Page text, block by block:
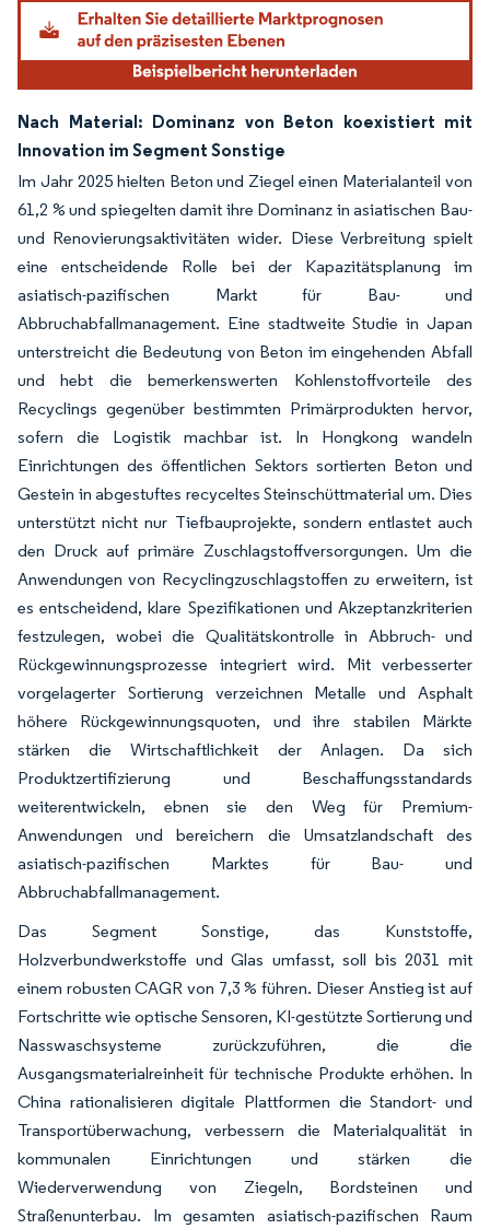
Nach Material: Dominanz von Beton koexistiert mit
Innovation im Segment Sonstige
Im Jahr 2025 hielten Beton und Ziegel einen Materialanteil von
61,2 % und spiegelten damit ihre Dominanz in asiatischen Bau-
und Renovierungsaktivitäten wider. Diese Verbreitung spielt
eine entscheidende Rolle bei der Kapazitätsplanung im
asiatisch-pazifischen Markt für Bau- und
Abbruchabfallmanagement. Eine stadtweite Studie in Japan
unterstreicht die Bedeutung von Beton im eingehenden Abfall
und hebt die bemerkenswerten Kohlenstoffvorteile des
Recyclings gegenüber bestimmten Primärprodukten hervor,
sofern die Logistik machbar ist. In Hongkong wandeln
Einrichtungen des öffentlichen Sektors sortierten Beton und
Gestein in abgestuftes recyceltes Steinschüttmaterial um. Dies
unterstützt nicht nur Tiefbauprojekte, sondern entlastet auch
den Druck auf primäre Zuschlagstoffversorgungen. Um die
Anwendungen von Recyclingzuschlagstoffen zu erweitern, ist
es entscheidend, klare Spezifikationen und Akzeptanzkriterien
festzulegen, wobei die Qualitätskontrolle in Abbruch- und
Rückgewinnungsprozesse integriert wird. Mit verbesserter
vorgelagerter Sortierung verzeichnen Metalle und Asphalt
höhere Rückgewinnungsquoten, und ihre stabilen Märkte
stärken die Wirtschaftlichkeit der Anlagen. Da sich
Produktzertifizierung und Beschaffungsstandards
weiterentwickeln, ebnen sie den Weg für Premium-
Anwendungen und bereichern die Umsatzlandschaft des
asiatisch-pazifischen Marktes für Bau- und
Abbruchabfallmanagement.
Das Segment Sonstige, das Kunststoffe,
Holzverbundwerkstoffe und Glas umfasst, soll bis 2031 mit
einem robusten CAGR von 7,3 % führen. Dieser Anstieg ist auf
Fortschritte wie optische Sensoren, KI-gestützte Sortierung und
Nasswaschsysteme zurückzuführen, die die
Ausgangsmaterialreinheit für technische Produkte erhöhen. In
China rationalisieren digitale Plattformen die Standort- und
Transportüberwachung, verbessern die Materialqualität in
kommunalen Einrichtungen und stärken die
Wiederverwendung von Ziegeln, Bordsteinen und
Straßenunterbau. Im gesamten asiatisch-pazifischen Raum